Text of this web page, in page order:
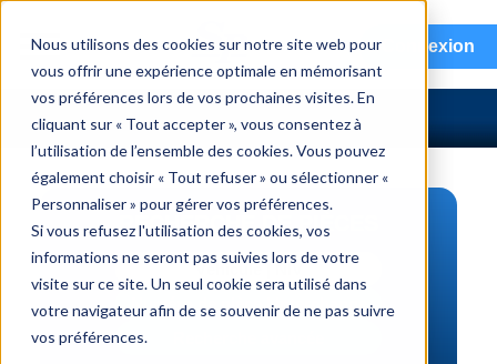
Nous utilisons des cookies sur notre site web pour
vous offrir une expérience optimale en mémorisant
vos préférences lors de vos prochaines visites. En
cliquant sur « Tout accepter », vous consentez à
l’utilisation de l’ensemble des cookies. Vous pouvez
également choisir « Tout refuser » ou sélectionner «
Personnaliser » pour gérer vos préférences.
Si vous refusez l'utilisation des cookies, vos
informations ne seront pas suivies lors de votre
visite sur ce site. Un seul cookie sera utilisé dans
votre navigateur afin de se souvenir de ne pas suivre
vos préférences.
menu Connexion
RECHERCHE DE PIÈCES
Véhicule | NIV
Numéro de pièce | interchange